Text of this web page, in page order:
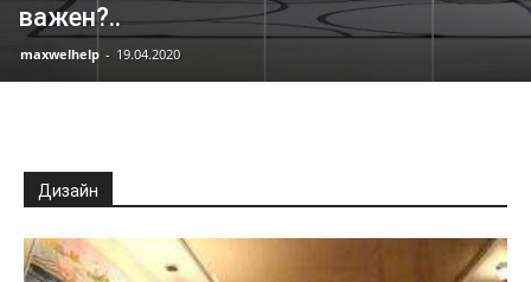
важен?..
maxwelhelp - 19.04.2020
Дизайн